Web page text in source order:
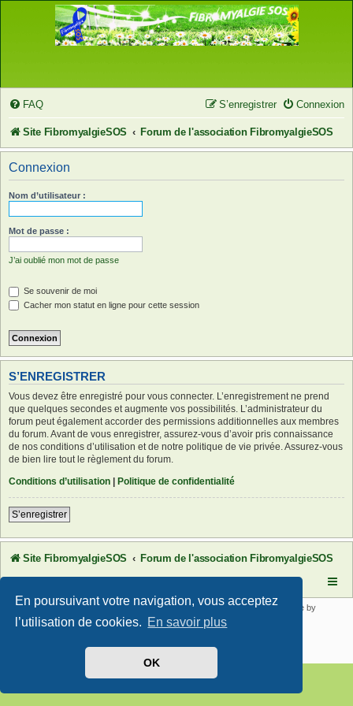
En poursuivant votre navigation, vous acceptez
l’utilisation de cookies. En savoir plus
OK
FAQ Connexion
S’enregistrer
Site FibromyalgieSOS Forum de l'association FibromyalgieSOS
Connexion
Nom d’utilisateur :
Mot de passe :
J’ai oublié mon mot de passe
Se souvenir de moi
Cacher mon statut en ligne pour cette session
S’ENREGISTRER
Vous devez être enregistré pour vous connecter. L’enregistrement ne prend
que quelques secondes et augmente vos possibilités. L’administrateur du
forum peut également accorder des permissions additionnelles aux membres
du forum. Avant de vous enregistrer, assurez-vous d’avoir pris connaissance
de nos conditions d’utilisation et de notre politique de vie privée. Assurez-vous
de bien lire tout le règlement du forum.
Conditions d’utilisation
Politique de confidentialité
S’enregistrer
Site FibromyalgieSOS Forum de l'association FibromyalgieSOS
Développé parphpBB® Forum Software © phpBB Limited | SE Square by
PhpBB3 BBCodes
Confidentialité|Conditions